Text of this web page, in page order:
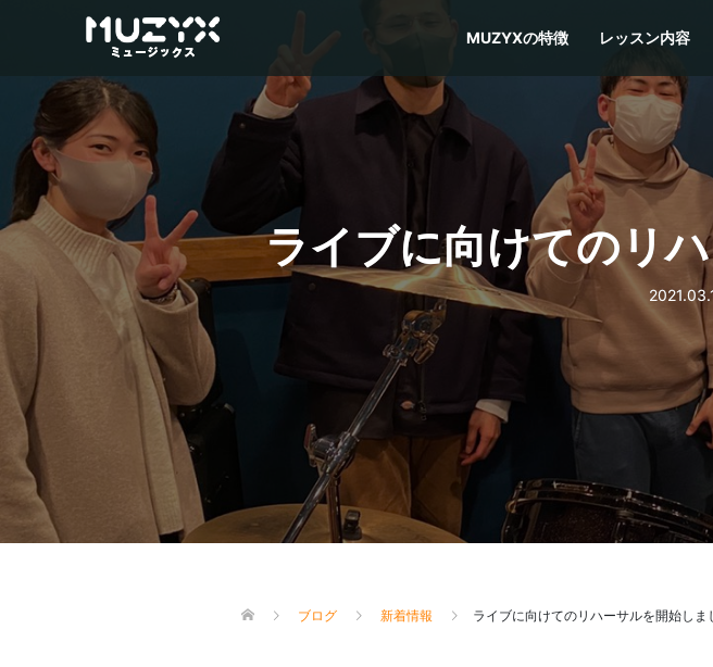
MUZYXの特徴 レッスン内容
ライブに向けてのリ
ブログ 新着情報 ライブに向けてのリハーサルを開始しま